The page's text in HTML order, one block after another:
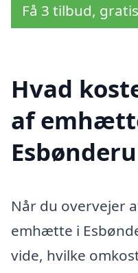
Få 3 tilbud,
Hvad
af
Når du overvejer
emhætte i
vide, hvilke